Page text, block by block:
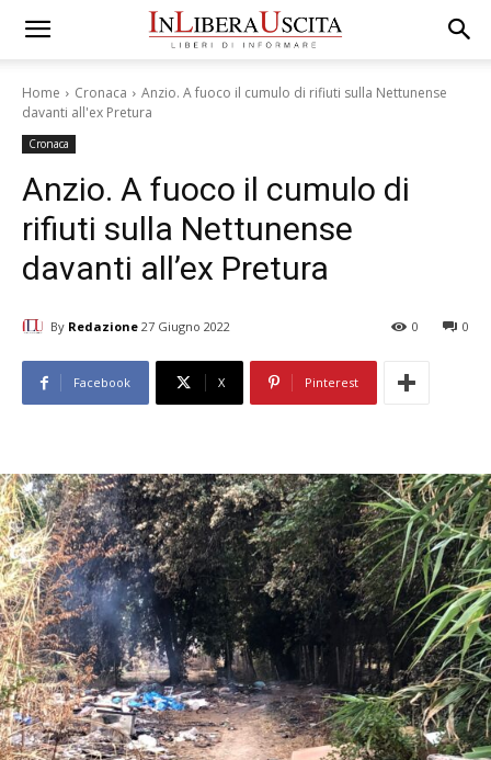
Home Cronaca
Anzio. A fuoco il cumulo di rifiuti sulla Nettunense
davanti all'ex Pretura
Cronaca
Anzio. A fuoco il cumulo di
rifiuti sulla Nettunense
davanti all’ex Pretura
By Redazione 27 Giugno 2022 0
0
Facebook X Pinterest